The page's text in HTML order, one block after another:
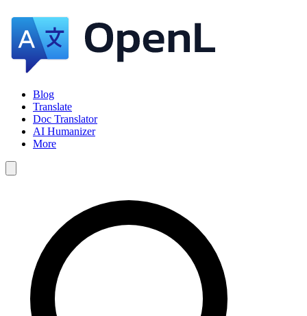
Blog
Translate
Doc Translator
AI Humanizer
More